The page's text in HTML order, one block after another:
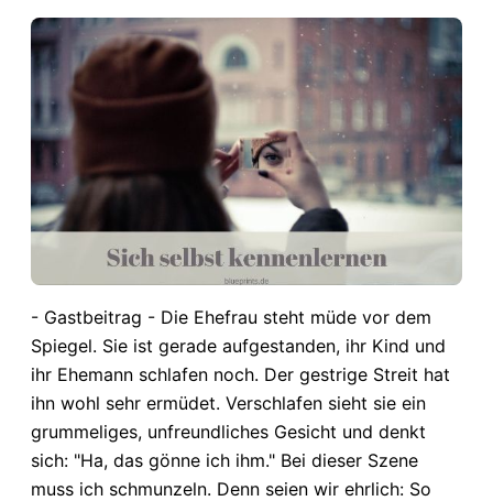
- Gastbeitrag - Die Ehefrau steht müde vor dem
Spiegel. Sie ist gerade aufgestanden, ihr Kind und
ihr Ehemann schlafen noch. Der gestrige Streit hat
ihn wohl sehr ermüdet. Verschlafen sieht sie ein
grummeliges, unfreundliches Gesicht und denkt
sich: "Ha, das gönne ich ihm." Bei dieser Szene
muss ich schmunzeln. Denn seien wir ehrlich: So